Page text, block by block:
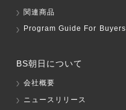
関連商品
Program Guide For Buyers
BS朝日について
会社概要
ニュースリリース